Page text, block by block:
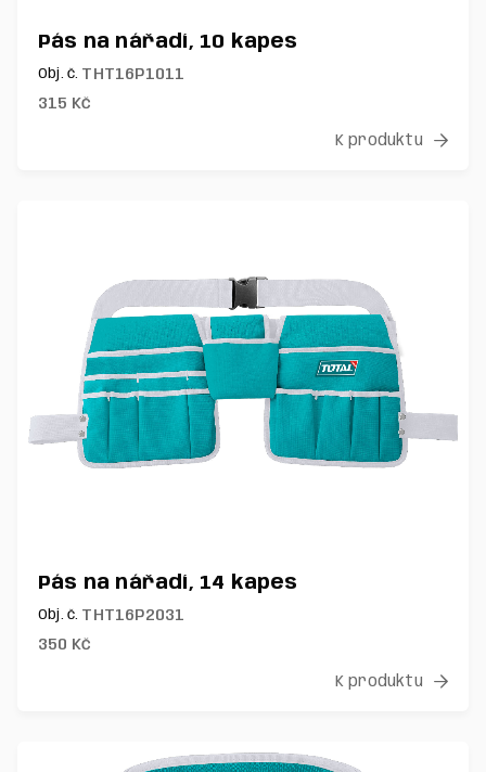
Pás na nářadí, 10 kapes
Obj. č. THT16P1011
315 Kč
K produktu 
Pás na nářadí, 14 kapes
Obj. č. THT16P2031
350 Kč
K produktu 